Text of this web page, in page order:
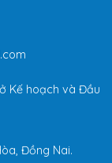
Kế hoạch và Đầu
Đồng Nai.